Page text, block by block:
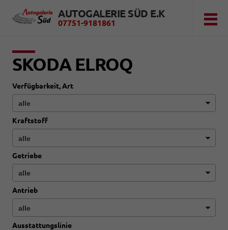
AUTOGALERIE SÜD E.K
07751-9181861
SKODA ELROQ
Verfügbarkeit, Art
Kraftstoff
Getriebe
Antrieb
Ausstattungslinie